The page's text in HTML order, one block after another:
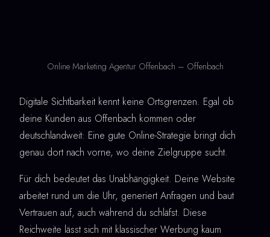
Online Marketing Agentur Offenbach – Offenbach
Digitale Sichtbarkeit kennt keine Ortsgrenzen. Egal ob
deine Kunden aus Offenbach kommen oder
deutschlandweit: Eine gute Online-Strategie bringt dich
genau dort nach vorne, wo deine Zielgruppe sucht.
Für dich bedeutet das Unabhängigkeit. Deine Website
arbeitet rund um die Uhr, generiert Anfragen und baut
Vertrauen auf, auch während du schläfst. Diese
Reichweite lässt sich mit klassischer Werbung kaum